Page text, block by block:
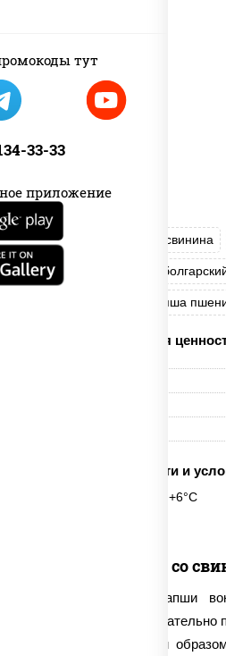
тут
33-33
приложение
масло растительное свинина
лук репчатый перец
лапша
Пищевая
Срок годности и
6 часов при t° от +2°C до +6°C
Удон со
Для приготовления лапши
требуется не только
приготовить их особым